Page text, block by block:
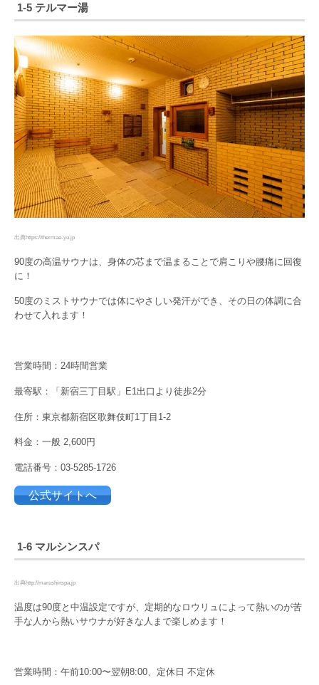
1-5 テルマー湯
出典https://thermae-yu.jp
90度の高温サウナは、身体の芯まで温まることで肩こりや腰痛に回復
に！
50度のミストサウナでは体にやさしい発汗ができ、その日の体調に合
わせて入れます！
営業時間：24時間営業
最寄駅：「新宿三丁目駅」E1出口より徒歩2分
住所：東京都新宿区歌舞伎町1丁目1-2
料金：一般 2,600円
電話番号：03-5285-1726
公式サイトへ
1-6 マルシンスパ
出典http://marushinspa.jp
温度は90度と中温設定ですが、定期的なロウリュによって熱いのが苦
手な人から熱いサウナが好きな人まで楽しめます！
営業時間：午前10:00〜翌朝8:00、定休日 不定休